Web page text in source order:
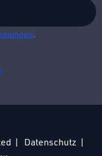
Datenschutz